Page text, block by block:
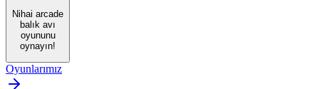
Nihai arcade
balık avı
oyununu
oynayın!
Oyunlarımız